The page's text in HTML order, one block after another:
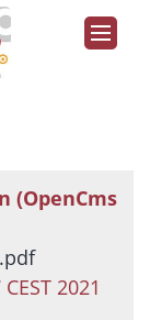
(OpenCms
2021